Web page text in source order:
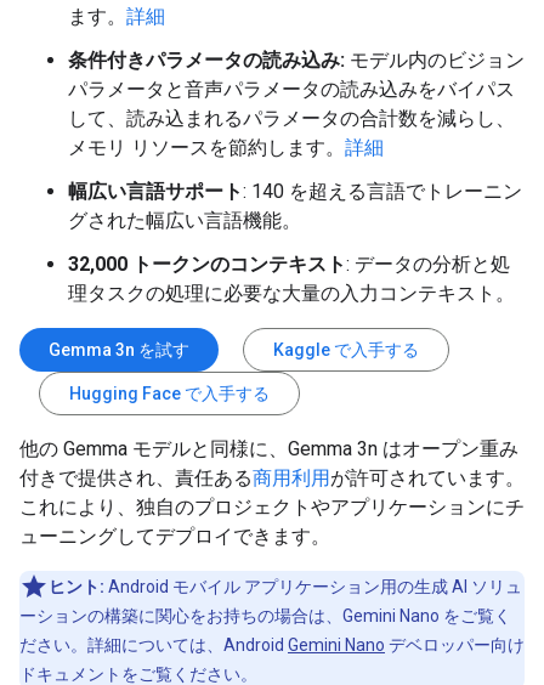
ます。 詳細
条件付きパラメータの読み込み: モデル内のビジョン
パラメータと音声パラメータの読み込みをバイパス
して、読み込まれるパラメータの合計数を減らし、
メモリ リソースを節約します。 詳細
幅広い言語サポート: 140 を超える言語でトレーニン
グされた幅広い言語機能。
32,000 トークンのコンテキスト: データの分析と処
理タスクの処理に必要な大量の入力コンテキスト。
Gemma 3n を試す Kaggle で入手する
Hugging Face で入手する
他の Gemma モデルと同様に、Gemma 3n はオープン重み
付きで提供され、責任ある商用利用が許可されています。
これにより、独自のプロジェクトやアプリケーションにチ
ューニングしてデプロイできます。
ヒント: Android モバイル アプリケーション用の生成 AI ソリュ
ーションの構築に関心をお持ちの場合は、Gemini Nano をご覧く
ださい。詳細については、Android Gemini Nano デベロッパー向け
ドキュメントをご覧ください。